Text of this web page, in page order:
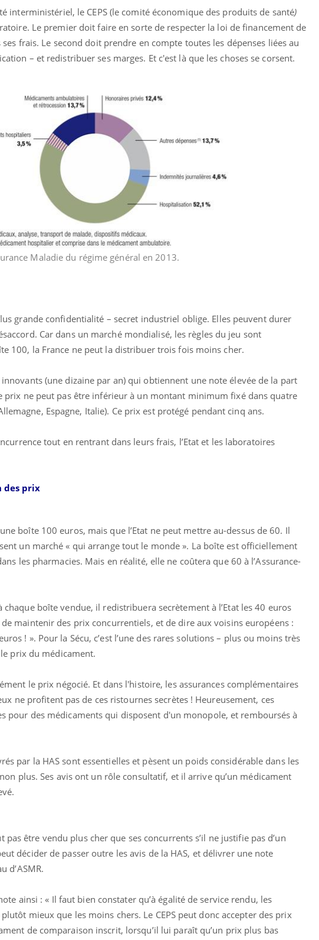
interministériel, le CEPS (le comité économique des produits de santé)
Le premier doit faire en sorte de respecter la loi de financement de
frais. Le second doit prendre en compte toutes les dépenses liées au
– et redistribuer ses marges. Et c'est là que les choses se corsent.
Maladie du régime général en 2013.
grande confidentialité – secret industriel oblige. Elles peuvent durer
Car dans un marché mondialisé, les règles du jeu sont
100, la France ne peut la distribuer trois fois moins cher.
(une dizaine par an) qui obtiennent une note élevée de la part
prix ne peut pas être inférieur à un montant minimum fixé dans quatre
Espagne, Italie). Ce prix est protégé pendant cinq ans.
tout en rentrant dans leurs frais, l’Etat et les laboratoires
des prix
boîte 100 euros, mais que l’Etat ne peut mettre au-dessus de 60. Il
un marché « qui arrange tout le monde ». La boîte est officiellement
les pharmacies. Mais en réalité, elle ne coûtera que 60 à l’Assurance-
boîte vendue, il redistribuera secrètement à l’Etat les 40 euros
maintenir des prix concurrentiels, et de dire aux voisins européens :
! ». Pour la Sécu, c’est l’une des rares solutions – plus ou moins très
prix du médicament.
le prix négocié. Et dans l'histoire, les assurances complémentaires
ne profitent pas de ces ristournes secrètes ! Heureusement, ces
pour des médicaments qui disposent d'un monopole, et remboursés à
par la HAS sont essentielles et pèsent un poids considérable dans les
plus. Ses avis ont un rôle consultatif, et il arrive qu’un médicament
être vendu plus cher que ses concurrents s’il ne justifie pas d’un
décider de passer outre les avis de la HAS, et délivrer une note
d’ASMR.
ainsi : « Il faut bien constater qu’à égalité de service rendu, les
mieux que les moins chers. Le CEPS peut donc accepter des prix
de comparaison inscrit, lorsqu’il lui paraît qu’un prix plus bas
Chronique des Mains :
ma maladie
sujets qui sont faciles à aborder...
non ! D'un côté, poser des
sur la maladie d'un proche c'est
Youtube
Carence en fer : comprendre pour
prévenir Youtube
même alopécie… Les symptômes de la
carence en fer sont multiples ce qui la rend